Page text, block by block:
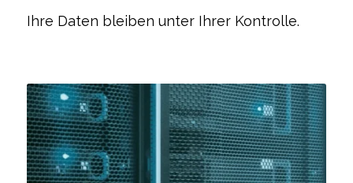
Ihre Daten bleiben unter Ihrer Kontrolle.